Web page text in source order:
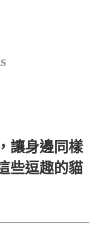
讓身邊同樣
些逗趣的貓